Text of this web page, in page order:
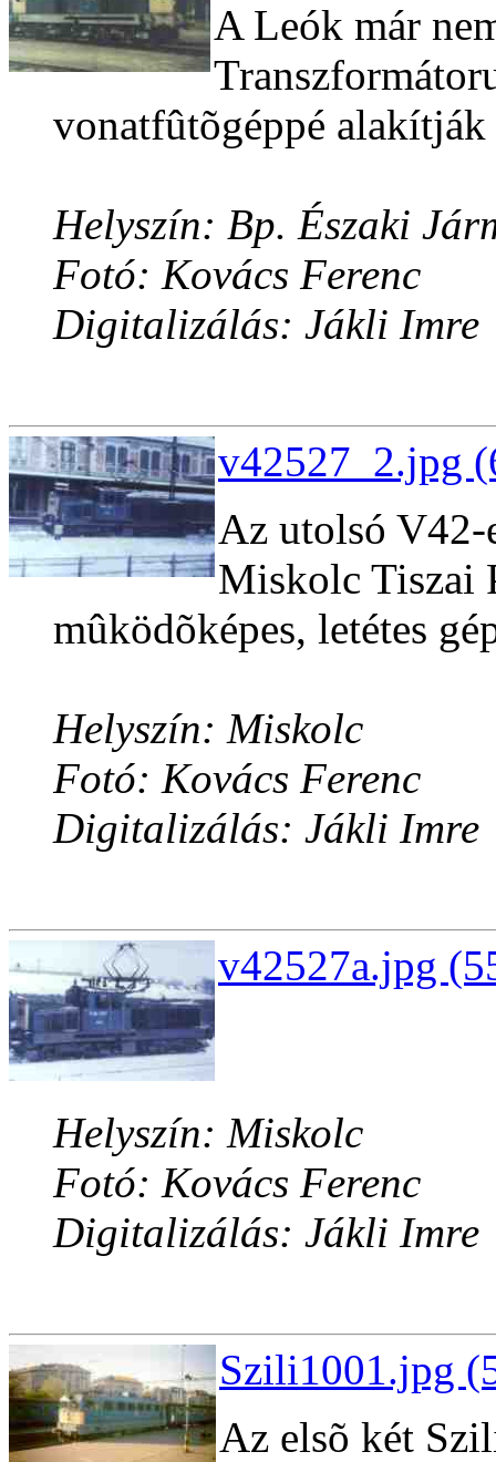
A Leók már
vonatfûtõgéppé
Helyszín: Bp. Északi
Fotó: Kovács Ferenc
Digitalizálás: Jákli Imre
v42527_2.jpg
Az utolsó V42-
Miskolc Tiszai
mûködõképes, letétes
Helyszín: Miskolc
Fotó: Kovács Ferenc
Digitalizálás: Jákli Imre
v42527a.jpg
Helyszín: Miskolc
Fotó: Kovács Ferenc
Digitalizálás: Jákli Imre
Szili1001.jpg
Az elsõ két